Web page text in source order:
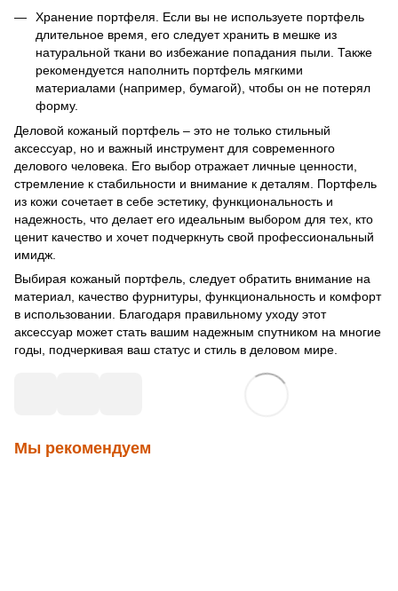
Хранение портфеля. Если вы не используете портфель
длительное время, его следует хранить в мешке из
натуральной ткани во избежание попадания пыли. Также
рекомендуется наполнить портфель мягкими
материалами (например, бумагой), чтобы он не потерял
форму.
Деловой кожаный портфель – это не только стильный
аксессуар, но и важный инструмент для современного
делового человека. Его выбор отражает личные ценности,
стремление к стабильности и внимание к деталям. Портфель
из кожи сочетает в себе эстетику, функциональность и
надежность, что делает его идеальным выбором для тех, кто
ценит качество и хочет подчеркнуть свой профессиональный
имидж.
Выбирая кожаный портфель, следует обратить внимание на
материал, качество фурнитуры, функциональность и комфорт
в использовании. Благодаря правильному уходу этот
аксессуар может стать вашим надежным спутником на многие
годы, подчеркивая ваш статус и стиль в деловом мире.
Мы рекомендуем